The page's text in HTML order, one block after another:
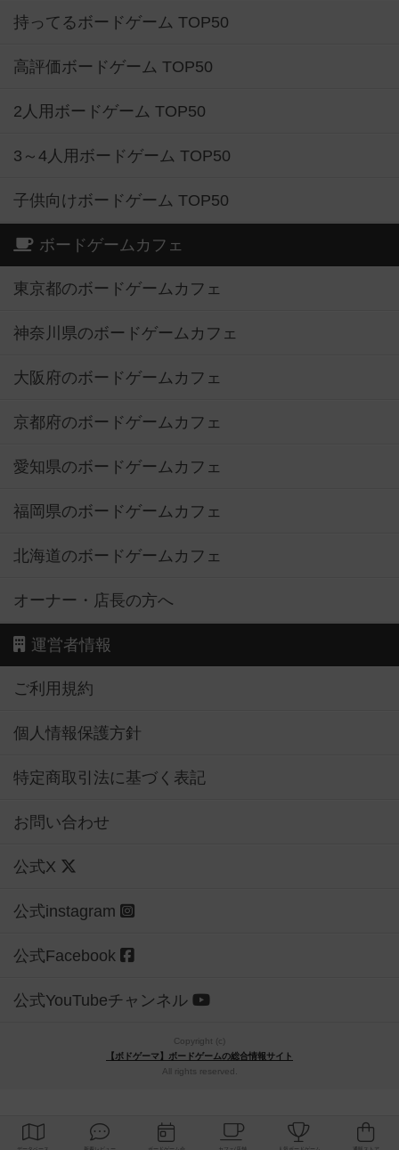
持ってるボードゲーム TOP50
高評価ボードゲーム TOP50
2人用ボードゲーム TOP50
3～4人用ボードゲーム TOP50
子供向けボードゲーム TOP50
ボードゲームカフェ
東京都のボードゲームカフェ
神奈川県のボードゲームカフェ
大阪府のボードゲームカフェ
京都府のボードゲームカフェ
愛知県のボードゲームカフェ
福岡県のボードゲームカフェ
北海道のボードゲームカフェ
オーナー・店長の方へ
運営者情報
ご利用規約
個人情報保護方針
特定商取引法に基づく表記
お問い合わせ
公式X
公式instagram
公式Facebook
公式YouTubeチャンネル
Copyright (c)
【ボドゲーマ】ボードゲームの総合情報サイト
All rights reserved.